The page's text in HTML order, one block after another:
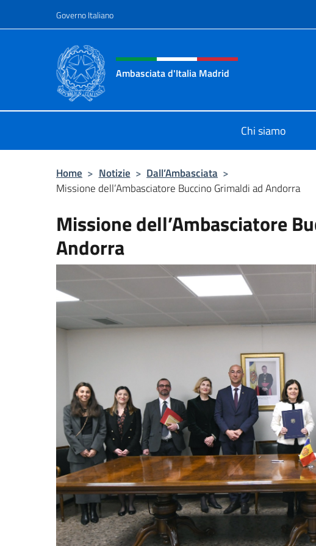
Governo Italiano
Intestazione sito, social e menù
Ambasciata d'Italia Madrid
Chi siamo
Home > Notizie > Dall’Ambasciata >
Missione dell’Ambasciatore Buccino Grimaldi ad Andorra
Missione dell’Ambasciatore
Andorra